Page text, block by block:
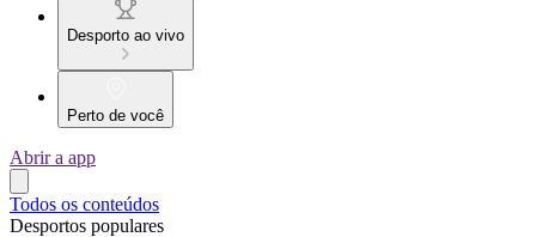
Desporto ao vivo
Perto de você
Abrir a app
Todos os conteúdos
Desportos populares